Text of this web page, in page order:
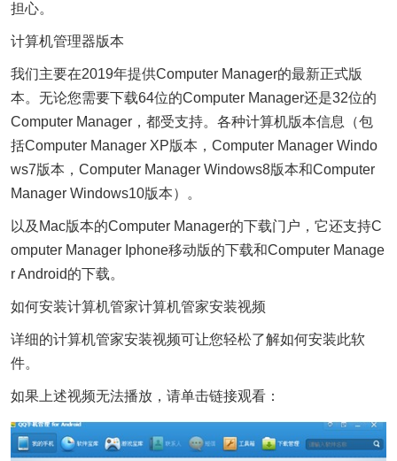
担心。
计算机管理器版本
我们主要在2019年提供Computer Manager的最新正式版
本。无论您需要下载64位的Computer Manager还是32位的
Computer Manager，都受支持。各种计算机版本信息（包
括Computer Manager XP版本，Computer Manager Windo
ws7版本，Computer Manager Windows8版本和Computer
Manager Windows10版本）。
以及Mac版本的Computer Manager的下载门户，它还支持C
omputer Manager Iphone移动版的下载和Computer Manage
r Android的下载。
如何安装计算机管家计算机管家安装视频
详细的计算机管家安装视频可让您轻松了解如何安装此软
件。
如果上述视频无法播放，请单击链接观看：